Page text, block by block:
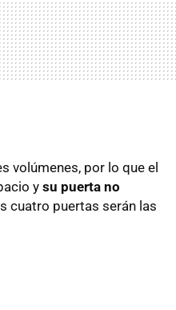
volúmenes, por lo que el
y su puerta no
cuatro puertas serán las